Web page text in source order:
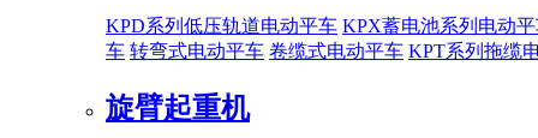
KPD系列低压轨道电动平车 KPX蓄电池系列电动
车 转弯式电动平车 卷缆式电动平车 KPT系列拖缆
旋臂起重机